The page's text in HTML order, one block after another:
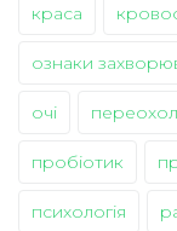
краса
ознаки
очі
пробіотик
психологія